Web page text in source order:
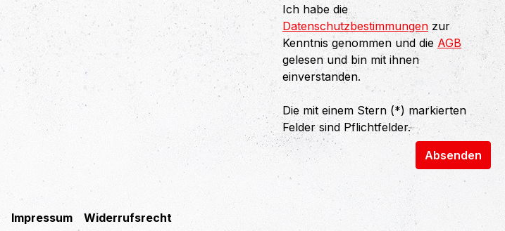
Ich habe die
Datenschutzbestimmungen zur
Kenntnis genommen und die AGB
gelesen und bin mit ihnen
einverstanden.
Die mit einem Stern (*) markierten
Felder sind Pflichtfelder.
Absenden
Impressum Widerrufsrecht